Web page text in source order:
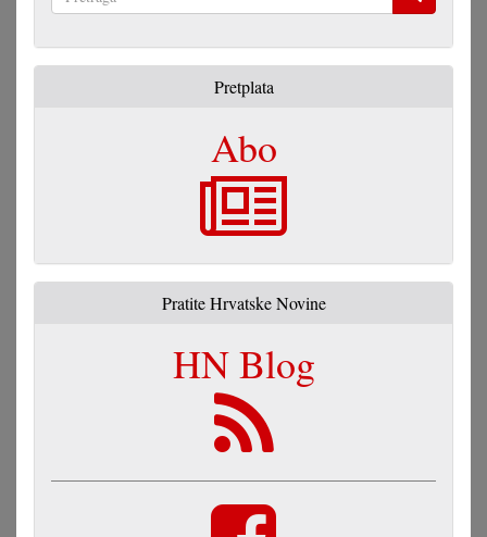
Pretplata
Abo
Pratite Hrvatske Novine
HN Blog